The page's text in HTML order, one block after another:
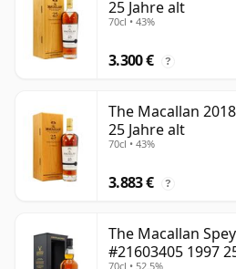
25 Jahre alt
70cl • 43%
3.300 € ?
The Macallan
25 Jahre alt
70cl • 43%
3.883 € ?
The Macallan
#21603405 1997
70cl • 52.5%